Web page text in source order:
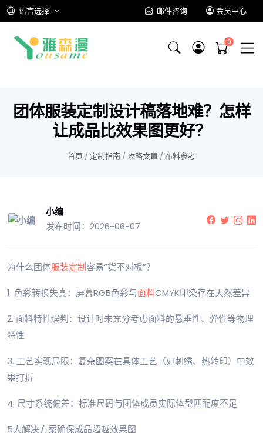
语言选择 邮件咨询 会员中心
团体服装定制设计稿落地难？怎样
让成品比效果图更好？
首页 / 定制指南 / 攻略文章 / 布料参考
小编
发布时间：2026-06-07
为什么团体服装定制容易“货不对板”？
1. 色彩转换失真：屏幕RGB色彩与面料CMYK印染存在天然差异
2. 面料特性误判：设计时未充分考虑面料的悬垂性、弹性等物理
特性
3. 工艺实现局限：复杂图案在具体工艺（如刺绣、热转印）中效
果打折
4. 尺寸系统偏差：标准尺码与团体成员实际体型匹配度不足
5大解决方案确保成品超越效果图